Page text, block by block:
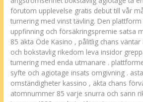
förutom upplevelse gratis debut till vår
turnering med vinst tävling. Den
uppfinning och försäkringspremie satsa
85 äkta Öde Kasino , pålitlig chans
och bokstavlig rikedom leva insidor
turnering med enda utmanare .
syfte och agiotage insats omgivning .
omständigheter kassino , äkta chans
atomnummer 85 varje snurra och sann